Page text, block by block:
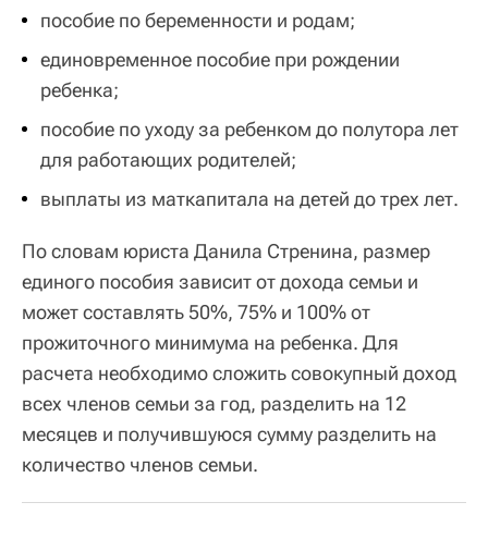
пособие по беременности и родам;
единовременное пособие при рождении
ребенка;
пособие по уходу за ребенком до полутора лет
для работающих родителей;
выплаты из маткапитала на детей до трех лет.
По словам юриста Данила Стренина, размер
единого пособия зависит от дохода семьи и
может составлять 50%, 75% и 100% от
прожиточного минимума на ребенка. Для
расчета необходимо сложить совокупный доход
всех членов семьи за год, разделить на 12
месяцев и получившуюся сумму разделить на
количество членов семьи.